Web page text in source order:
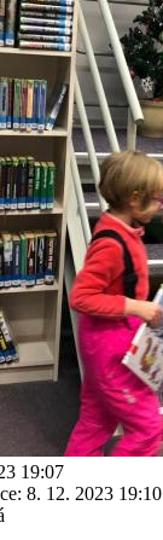
19:07
8. 12. 2023 19:10